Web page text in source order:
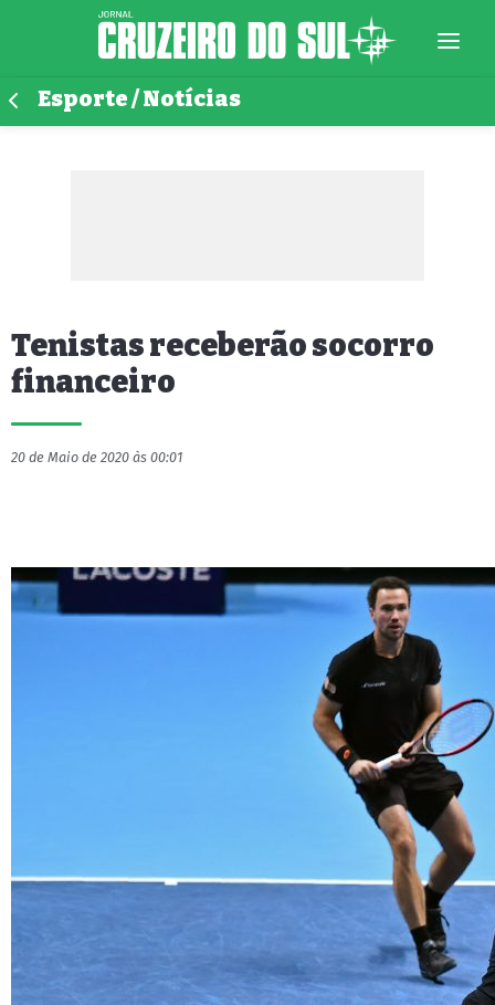
Esporte / Notícias
Tenistas receberão socorro
financeiro
20 de Maio de 2020 às 00:01